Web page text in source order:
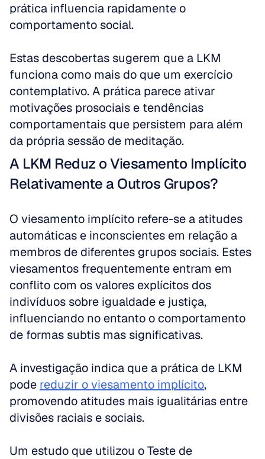
prática influencia rapidamente o
comportamento social.
Estas descobertas sugerem que a LKM
funciona como mais do que um exercício
contemplativo. A prática parece ativar
motivações prosociais e tendências
comportamentais que persistem para além
da própria sessão de meditação.
A LKM Reduz o Viesamento Implícito
Relativamente a Outros Grupos?
O viesamento implícito refere-se a atitudes
automáticas e inconscientes em relação a
membros de diferentes grupos sociais. Estes
viesamentos frequentemente entram em
conflito com os valores explícitos dos
indivíduos sobre igualdade e justiça,
influenciando no entanto o comportamento
de formas subtis mas significativas.
A investigação indica que a prática de LKM
pode reduzir o viesamento implícito,
promovendo atitudes mais igualitárias entre
divisões raciais e sociais.
Um estudo que utilizou o Teste de